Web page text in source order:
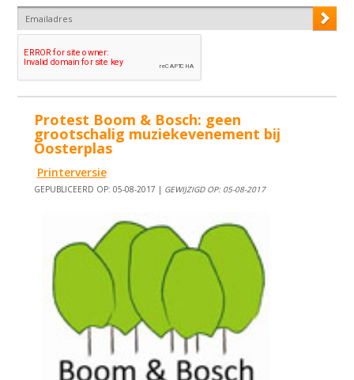
Protest Boom & Bosch: geen
grootschalig muziekevenement bij
Oosterplas
Printerversie
GEPUBLICEERD OP: 05-08-2017 | GEWIJZIGD OP: 05-08-2017